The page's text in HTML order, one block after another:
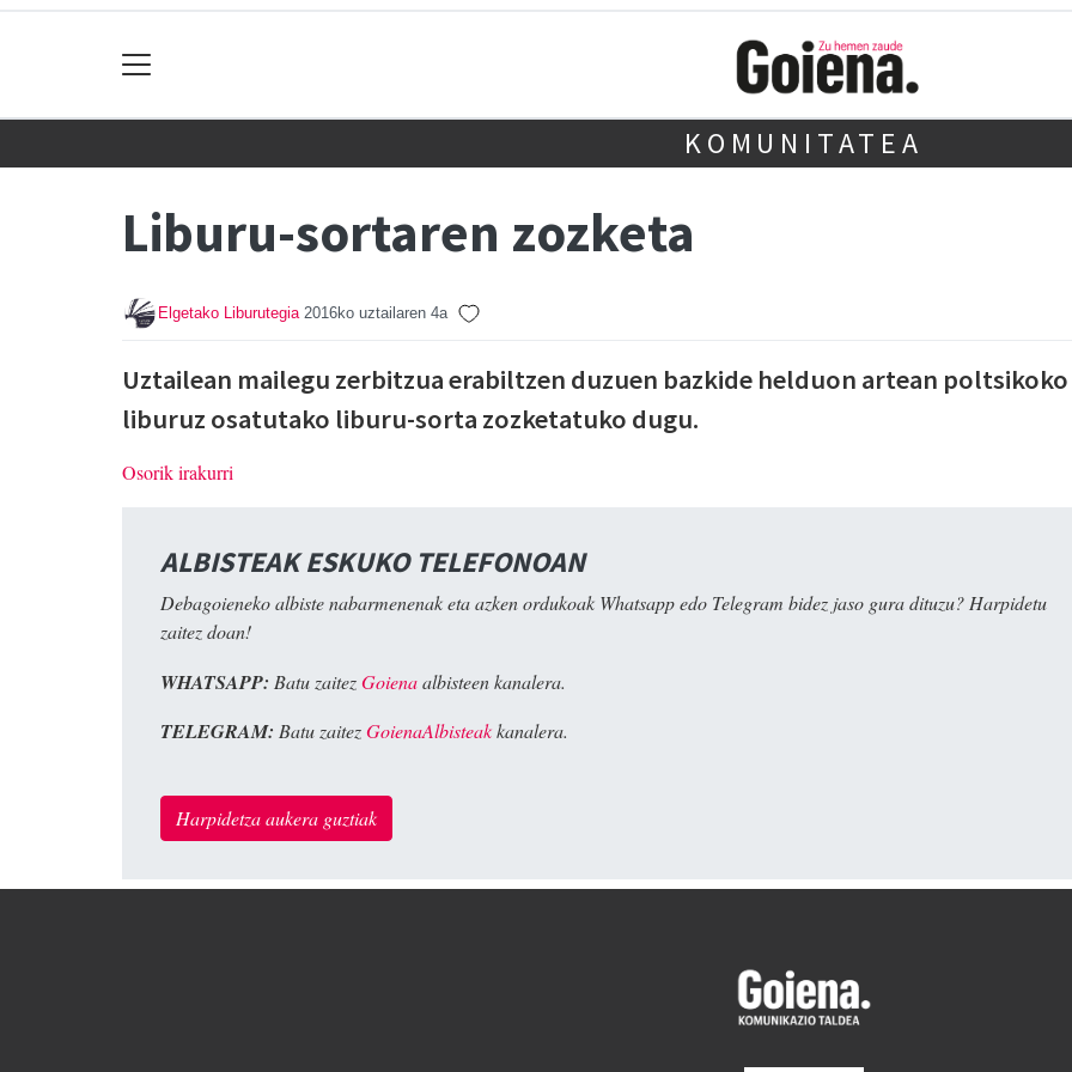
KOMUNITATEA
Liburu-sortaren zozketa
Elgetako Liburutegia 2016ko uztailaren 4a
Uztailean mailegu zerbitzua erabiltzen duzuen bazkide helduon artean poltsikoko
liburuz osatutako liburu-sorta zozketatuko dugu.
Osorik irakurri
ALBISTEAK ESKUKO TELEFONOAN
Debagoieneko albiste nabarmenenak eta azken ordukoak Whatsapp edo Telegram bidez jaso gura dituzu? Harpidetu
zaitez doan!
WHATSAPP: Batu zaitezGoienaalbisteen kanalera.
TELEGRAM: Batu zaitezGoienaAlbisteakkanalera.
Harpidetza aukera guztiak